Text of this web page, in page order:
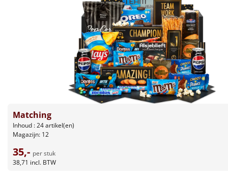
Tas
Borrelplank
Matching
Inhoud : 24 artikel(en)
Magazijn: 12
35,- per stuk
38,71 incl. BTW